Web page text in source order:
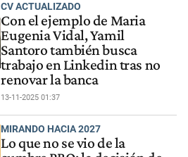
CV ACTUALIZADO
Con el ejemplo de Maria
Eugenia Vidal, Yamil
Santoro también busca
trabajo en Linkedin tras no
renovar la banca
13-11-2025 01:37
MIRANDO HACIA 2027
Lo que no se vio de la